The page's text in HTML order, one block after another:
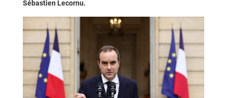
Sébastien Lecornu.